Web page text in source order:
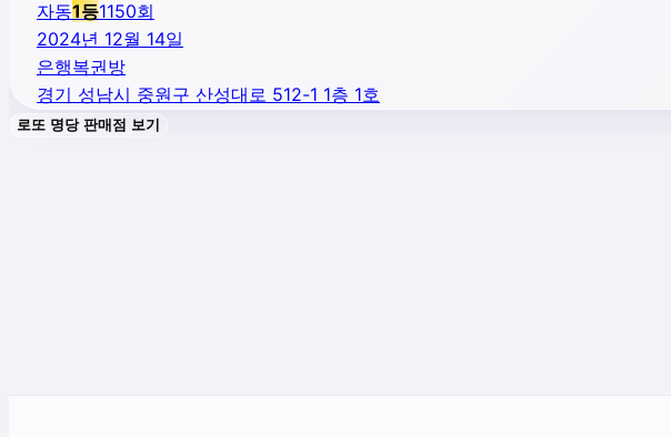
자동1등1150회
2024년 12월 14일
은행복권방
경기 성남시 중원구 산성대로 512-1 1층 1호
로또 명당 판매점 보기